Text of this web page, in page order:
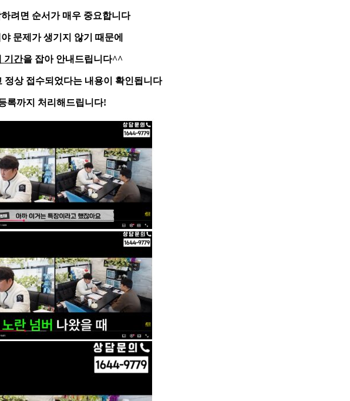
려면 순서가 매우 중요합니다
문제가 생기지 않기 때문에
기간을 잡아 안내드립니다^^
정상 접수되었다는 내용이 확인됩니다
록까지 처리해드립니다!